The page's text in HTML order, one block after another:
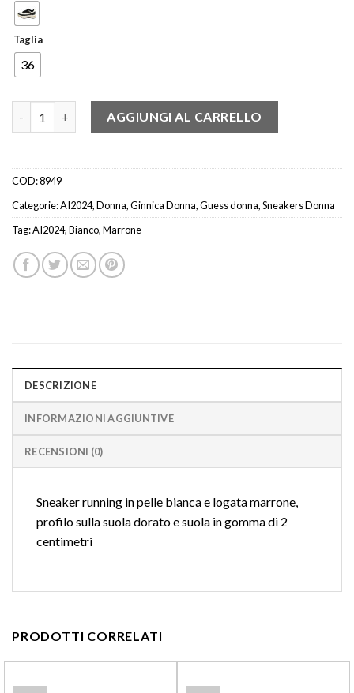
Taglia
36
GUESS FL8KYRFAL12 SNEAKER BIANCO/LOGATO MARRONE
AGGIUNGI AL CARRELLO
COD:8949
Categorie:AI2024,Donna,Ginnica Donna,Guess donna,Sneakers Donna
Tag:AI2024,Bianco,Marrone
DESCRIZIONE
INFORMAZIONI AGGIUNTIVE
RECENSIONI (0)
Sneaker running in pelle bianca e logata marrone,
profilo sulla suola dorato e suola in gomma di 2
centimetri
PRODOTTI CORRELATI